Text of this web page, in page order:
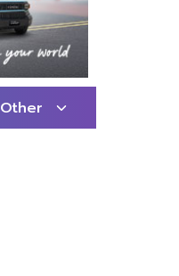
Other